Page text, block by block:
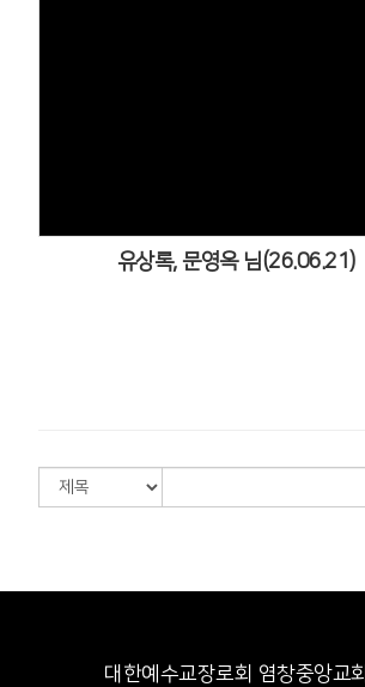
유상록, 문영옥 님(26.06.21)
대한예수교장로회 염창중앙교회